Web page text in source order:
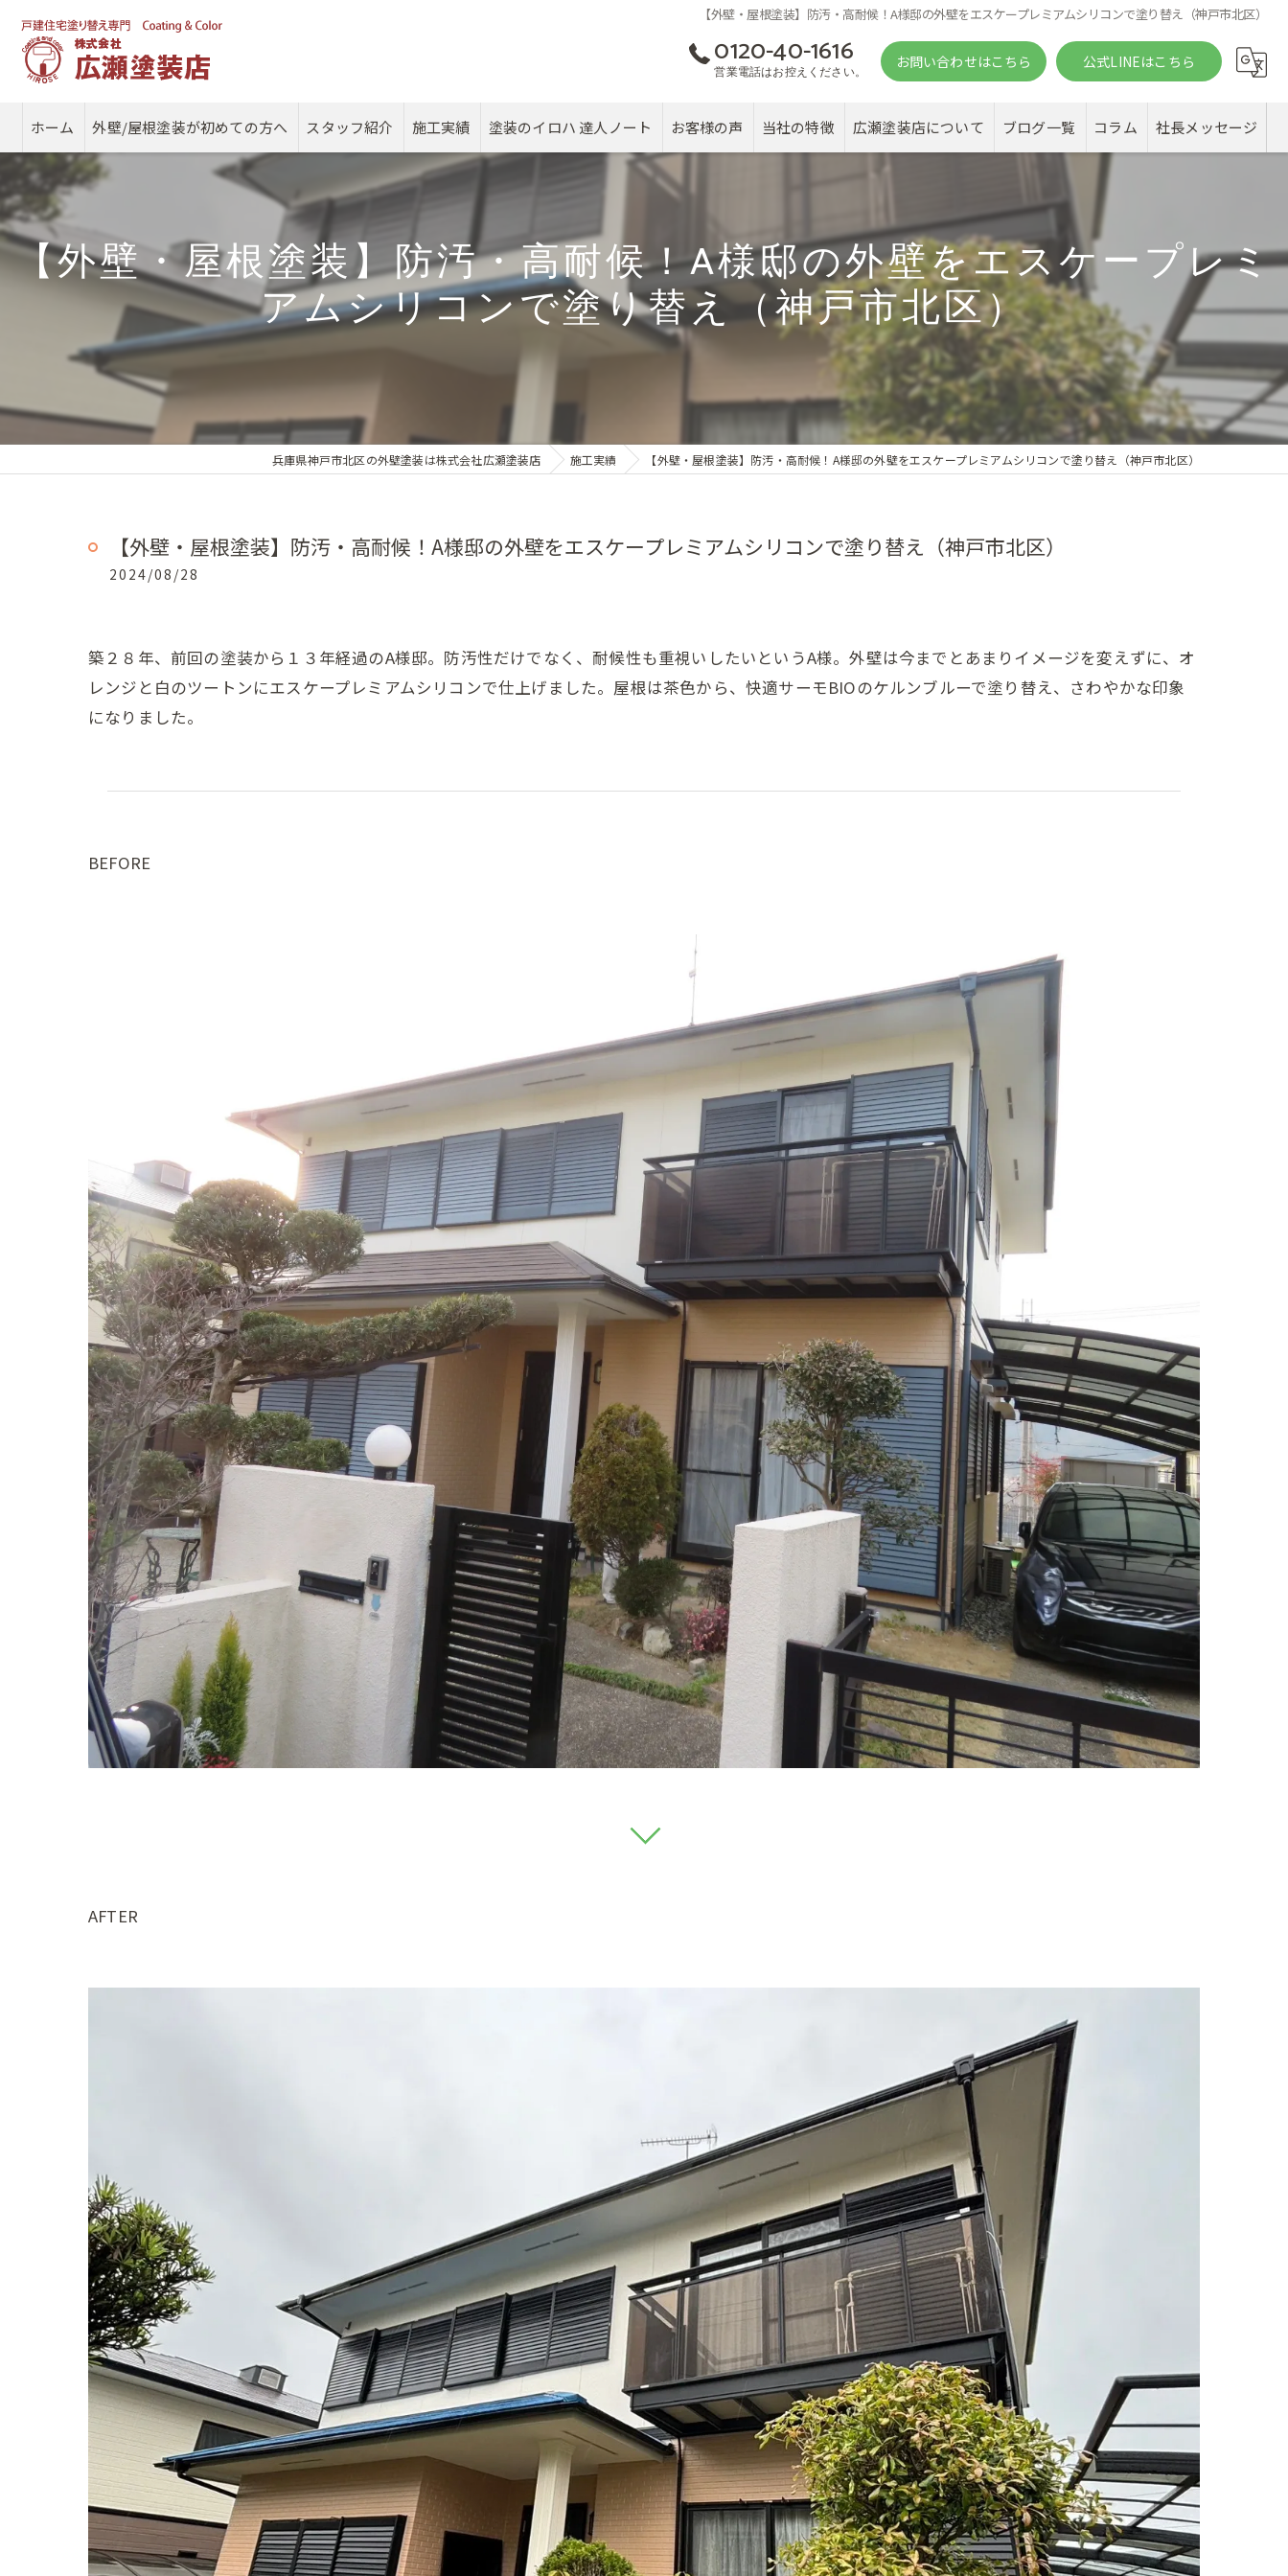
【外壁・屋根塗装】防汚・高耐候！A様邸の外壁をエスケープレミアムシリコンで塗り替え（神戸市北区）
0120-40-1616
営業電話はお控えください。
お問い合わせはこちら 公式LINEはこちら
ホーム 外壁/屋根塗装が初めての方へ スタッフ紹介 施工実績 塗装のイロハ 達人ノート お客様の声 当社の特徴
カバー工法
塗り替え
雨漏り
広瀬塗装店について ブログ一覧 コラム 社長メッセージ
【外壁・屋根塗装】防汚・高耐候！A様邸の外壁をエスケープレミ
アムシリコンで塗り替え（神戸市北区）
兵庫県神戸市北区の外壁塗装は株式会社広瀬塗装店 施工実績 【外壁・屋根塗装】防汚・高耐候！A様邸の外壁をエスケープレミアムシリコンで塗り替え（神戸市北区）
【外壁・屋根塗装】防汚・高耐候！A様邸の外壁をエスケープレミアムシリコンで塗り替え（神戸市北区）
2024/08/28
築２８年、前回の塗装から１３年経過のA様邸。防汚性だけでなく、耐候性も重視いしたいというA様。外壁は今までとあまりイメージを変えずに、オ
レンジと白のツートンにエスケープレミアムシリコンで仕上げました。屋根は茶色から、快適サーモBIOのケルンブルーで塗り替え、さわやかな印象
になりました。
BEFORE
AFTER